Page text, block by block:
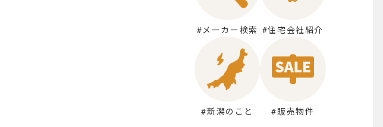
#メーカー検索 #住宅会社紹介
#新潟のこと #販売物件